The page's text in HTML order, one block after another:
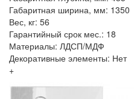
Габаритная ширина, мм: 1350
Вес, кг: 56
Гарантийный срок мес.: 18
Материалы: ЛДСП/МДФ
Декоративные элементы: Нет
+